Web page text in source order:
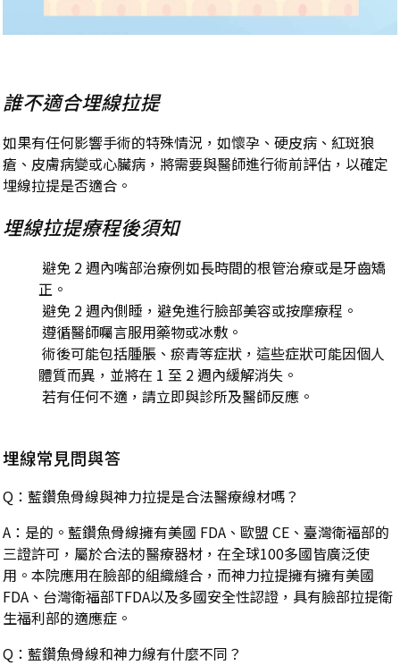
誰不適合埋線拉提
如果有任何影響手術的特殊情況，如懷孕、硬皮病、紅斑狼
瘡、皮膚病變或心臟病，將需要與醫師進行術前評估，以確定
埋線拉提是否適合。
埋線拉提療程後須知
避免 2 週內嘴部治療例如長時間的根管治療或是牙齒矯
正。
避免 2 週內側睡，避免進行臉部美容或按摩療程。
遵循醫師囑言服用藥物或冰敷。
術後可能包括腫脹、瘀青等症狀，這些症狀可能因個人
體質而異，並將在 1 至 2 週內緩解消失。
若有任何不適，請立即與診所及醫師反應。
埋線常見問與答
Q：藍鑽魚骨線與神力拉提是合法醫療線材嗎？
A：是的。藍鑽魚骨線擁有美國 FDA、歐盟 CE、臺灣衛福部的
三證許可，屬於合法的醫療器材，在全球100多國皆廣泛使
用。本院應用在臉部的組織縫合，而神力拉提擁有擁有美國
FDA、台灣衛福部TFDA以及多國安全性認證，具有臉部拉提衛
生福利部的適應症。
Q：藍鑽魚骨線和神力線有什麼不同？